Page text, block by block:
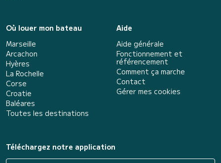
Où louer mon bateau
Marseille
Arcachon
Hyères
La Rochelle
Corse
Croatie
Baléares
Toutes les destinations
Aide
Aide générale
Fonctionnement et
référencement
Comment ça marche
Contact
Gérer mes cookies
Téléchargez notre application